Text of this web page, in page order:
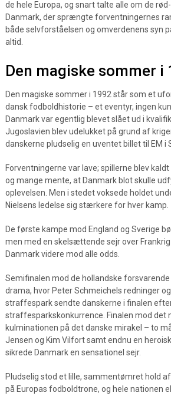
de hele Europa, og snart talte alle om de
Danmark, der sprængte forventningernes
både selvforståelsen og omverdenens syn
altid.
Den magiske sommer i
Den magiske sommer i 1992 står som et
dansk fodboldhistorie – et eventyr, ingen
Danmark var egentlig blevet slået ud i
Jugoslavien blev udelukket på grund af
danskerne pludselig en uventet billet til EM i
Forventningerne var lave; spillerne blev
og mange mente, at Danmark blot skulle
oplevelsen. Men i stedet voksede holdet
Nielsens ledelse sig stærkere for hver kamp.
De første kampe mod England og Sverige
men med en skelsættende sejr over
Danmark videre mod alle odds.
Semifinalen mod de hollandske
drama, hvor Peter Schmeichels redninger
straffespark sendte danskerne i finalen
straffesparkskonkurrence. Finalen mod det
kulminationen på det danske mirakel – to
Jensen og Kim Vilfort samt endnu en
sikrede Danmark en sensationel sejr.
Pludselig stod et lille, sammentømret hold
på Europas fodboldtrone, og hele nationen